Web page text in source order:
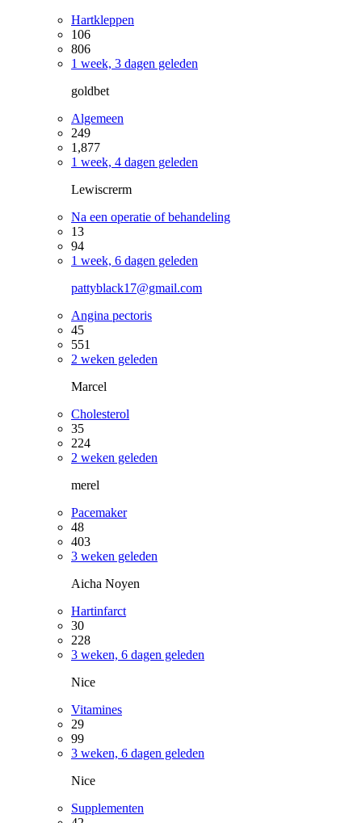
Hartkleppen
106
806
1 week, 3 dagen geleden
goldbet
Algemeen
249
1,877
1 week, 4 dagen geleden
Lewiscrerm
Na een operatie of behandeling
13
94
1 week, 6 dagen geleden
pattyblack17@gmail.com
Angina pectoris
45
551
2 weken geleden
Marcel
Cholesterol
35
224
2 weken geleden
merel
Pacemaker
48
403
3 weken geleden
Aicha Noyen
Hartinfarct
30
228
3 weken, 6 dagen geleden
Nice
Vitamines
29
99
3 weken, 6 dagen geleden
Nice
Supplementen